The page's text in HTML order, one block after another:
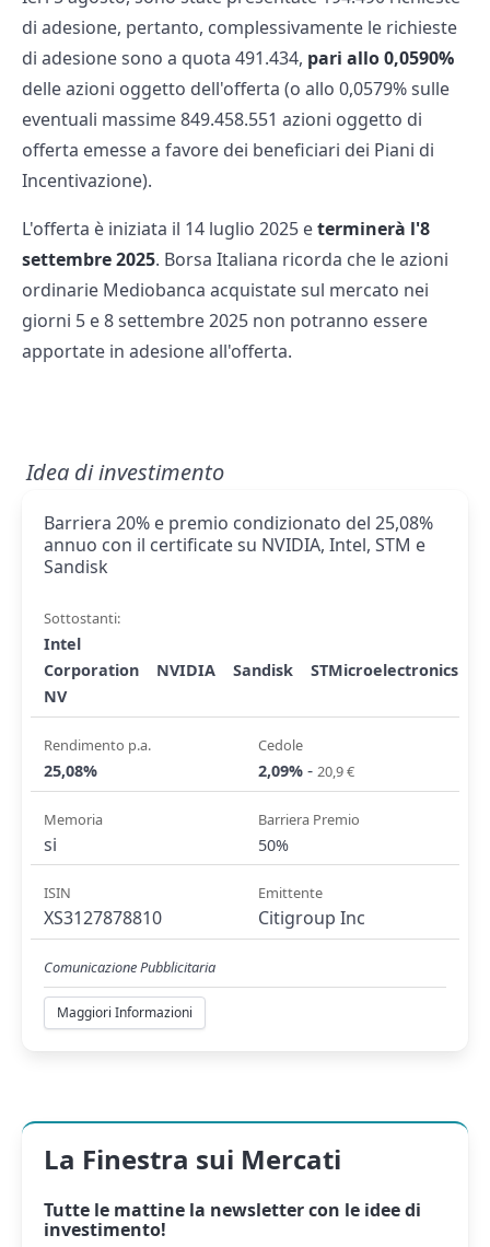
di adesione, pertanto, complessivamente le richieste
di adesione sono a quota 491.434, pari allo 0,0590%
delle azioni oggetto dell'offerta (o allo 0,0579% sulle
eventuali massime 849.458.551 azioni oggetto di
offerta emesse a favore dei beneficiari dei Piani di
Incentivazione).
L'offerta è iniziata il 14 luglio 2025 eterminerà l'8
settembre 2025. Borsa Italiana ricorda che le azioni
ordinarie Mediobanca acquistate sul mercato nei
giorni 5 e 8 settembre 2025 non potranno essere
apportate in adesione all'offerta.
Idea di investimento
Barriera 20% e premio condizionato del 25,08%
annuo con il certificate su NVIDIA, Intel, STM e
Sandisk
Sottostanti:
Intel
Corporation
NVIDIA Sandisk
STMicroelectronics
NV
Rendimento p.a.
25,08%
Cedole
2,09% - 20,9 €
Memoria
si
Barriera Premio
50%
ISIN
XS3127878810
Emittente
Citigroup Inc
Comunicazione Pubblicitaria
Maggiori Informazioni
La Finestra sui Mercati
Tutte le mattine la newslettercon le idee di
investimento!